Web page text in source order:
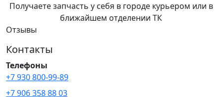
Получаете запчасть у себя в городе курьером или в
ближайшем отделении ТК
Отзывы
Контакты
Телефоны
+7 930 800-99-89
+7 906 358 88 03